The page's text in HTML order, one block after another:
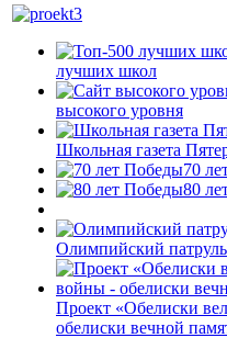
лучших школ
высокого уровня
Школьная газета
70
80
Олимпийский патруль
Проект «Обелиски
обелиски вечной